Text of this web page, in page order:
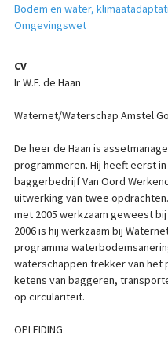
Bodem en water,
Omgevingswet
CV
Ir W.F. de Haan
Waternet/Waterschap Amstel
De heer de Haan is
programmeren. Hij heeft eerst
baggerbedrijf Van Oord
uitwerking van twee
met 2005 werkzaam geweest
2006 is hij werkzaam bij
programma
waterschappen trekker van het
ketens van baggeren,
op circulariteit.
OPLEIDING